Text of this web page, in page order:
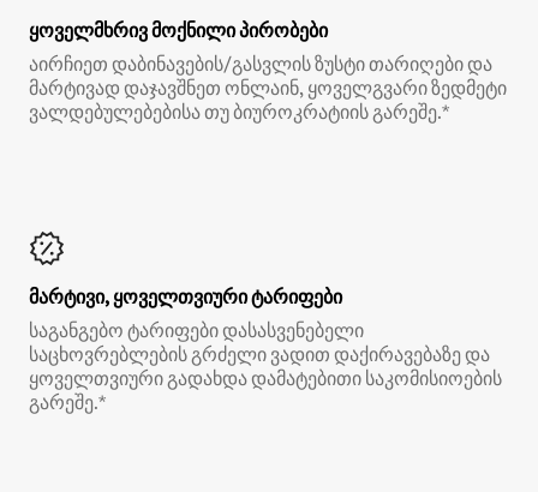
ყოველმხრივ მოქნილი პირობები
აირჩიეთ დაბინავების/გასვლის ზუსტი თარიღები და
მარტივად დაჯავშნეთ ონლაინ, ყოველგვარი ზედმეტი
ვალდებულებებისა თუ ბიუროკრატიის გარეშე.*
მარტივი, ყოველთვიური ტარიფები
საგანგებო ტარიფები დასასვენებელი
საცხოვრებლების გრძელი ვადით დაქირავებაზე და
ყოველთვიური გადახდა დამატებითი საკომისიოების
გარეშე.*